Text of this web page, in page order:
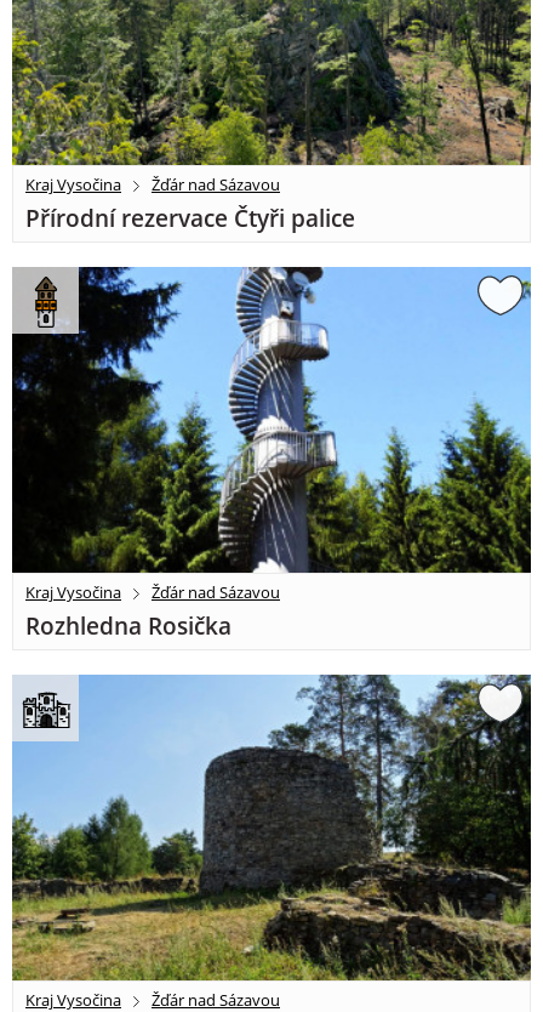
Kraj Vysočina Žďár nad Sázavou
Přírodní rezervace Čtyři palice
Kraj Vysočina Žďár nad Sázavou
Rozhledna Rosička
Kraj Vysočina Žďár nad Sázavou